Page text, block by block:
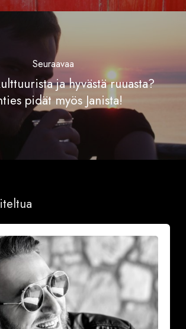
Seuraavaa
ja hyvästä ruuasta?
pidät myös Janista!